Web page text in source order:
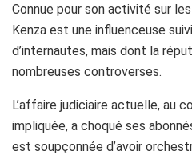
Connue pour son activité sur
Kenza est une influenceuse
d’internautes, mais dont la
nombreuses controverses.
L’affaire judiciaire actuelle, au
impliquée, a choqué ses
est soupçonnée d’avoir